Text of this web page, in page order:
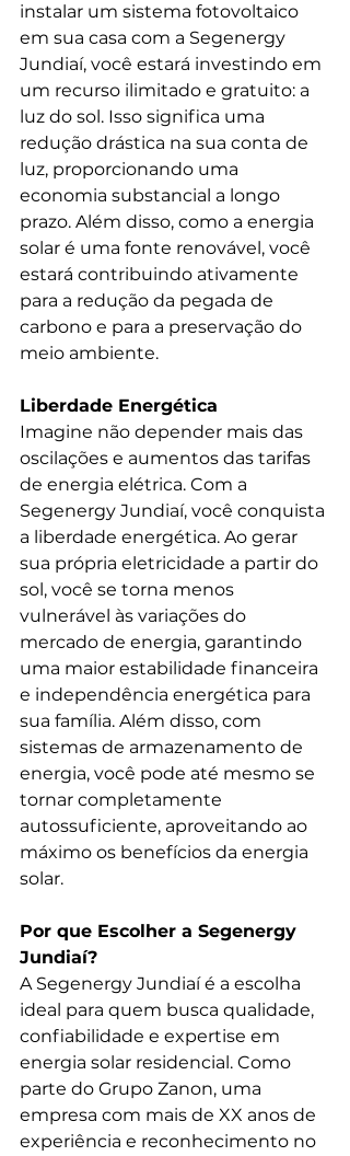
instalar um sistema fotovoltaico
em sua casa com a Segenergy
Jundiaí, você estará investindo em
um recurso ilimitado e gratuito: a
luz do sol. Isso significa uma
redução drástica na sua conta de
luz, proporcionando uma
economia substancial a longo
prazo. Além disso, como a energia
solar é uma fonte renovável, você
estará contribuindo ativamente
para a redução da pegada de
carbono e para a preservação do
meio ambiente.
Liberdade Energética
Imagine não depender mais das
oscilações e aumentos das tarifas
de energia elétrica. Com a
Segenergy Jundiaí, você conquista
a liberdade energética. Ao gerar
sua própria eletricidade a partir do
sol, você se torna menos
vulnerável às variações do
mercado de energia, garantindo
uma maior estabilidade financeira
e independência energética para
sua família. Além disso, com
sistemas de armazenamento de
energia, você pode até mesmo se
tornar completamente
autossuficiente, aproveitando ao
máximo os benefícios da energia
solar.
Por que Escolher a Segenergy
Jundiaí?
A Segenergy Jundiaí é a escolha
ideal para quem busca qualidade,
confiabilidade e expertise em
energia solar residencial. Como
parte do Grupo Zanon, uma
empresa com mais de XX anos de
experiência e reconhecimento no